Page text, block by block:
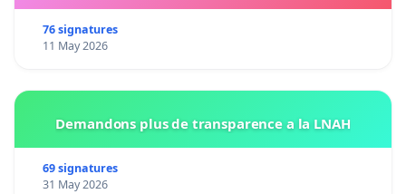
76 signatures
11 May 2026
Demandons plus de transparence a la LNAH
69 signatures
31 May 2026